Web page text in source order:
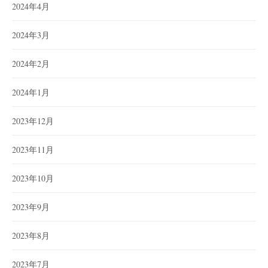
2024年4月
2024年3月
2024年2月
2024年1月
2023年12月
2023年11月
2023年10月
2023年9月
2023年8月
2023年7月